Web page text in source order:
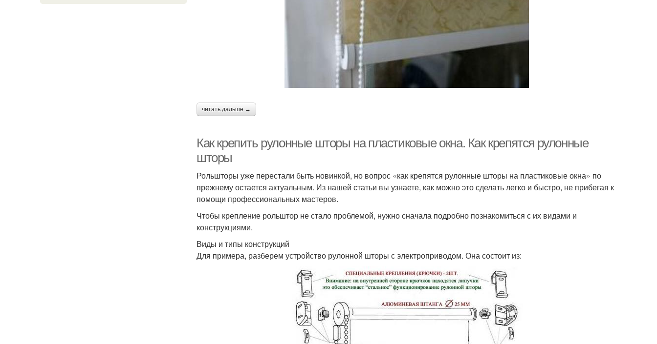
читать дальше →
Как крепить рулонные шторы на пластиковые окна. Как крепятся рулонные
шторы
Рольшторы уже перестали быть новинкой, но вопрос «как крепятся рулонные шторы на пластиковые окна» по
прежнему остается актуальным. Из нашей статьи вы узнаете, как можно это сделать легко и быстро, не прибегая к
помощи профессиональных мастеров.
Чтобы крепление рольштор не стало проблемой, нужно сначала подробно познакомиться с их видами и
конструкциями.
Виды и типы конструкций
Для примера, разберем устройство рулонной шторы с электроприводом. Она состоит из: